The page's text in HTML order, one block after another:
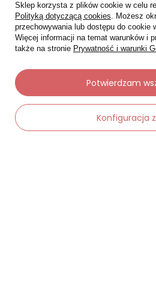
Moje zamówienia
Status zamówienia
Śledzenie przesyłki
Sklep korzysta z plików cookie w celu
Polityką dotyczącą cookies. Możesz
przechowywania lub dostępu do cookie
Więcej informacji na temat warunków i
także na stronie Prywatność i warunki
Konfiguracja
Potwierdzam